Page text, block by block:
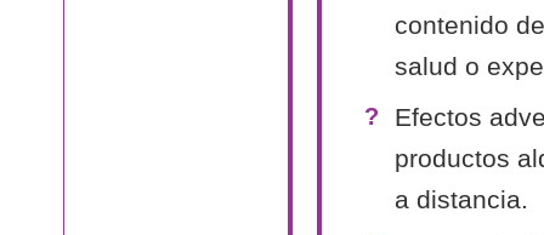
contenido
salud o
Efectos
productos
a distancia.